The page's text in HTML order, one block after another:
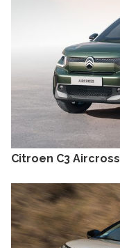
Citroen C3 Aircross